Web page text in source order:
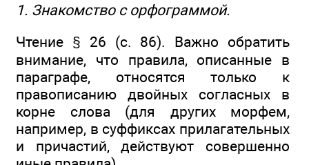
1. Знакомство с орфограммой.
Чтение § 26 (с. 86). Важно обратить
внимание, что правила, описанные в
параграфе, относятся только к
правописанию двойных согласных в
корне слова (для других морфем,
например, в суффиксах прилагательных
и причастий, действуют совершенно